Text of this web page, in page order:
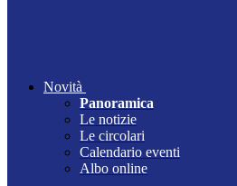
Novità
Panoramica
Le notizie
Le circolari
Calendario eventi
Albo online